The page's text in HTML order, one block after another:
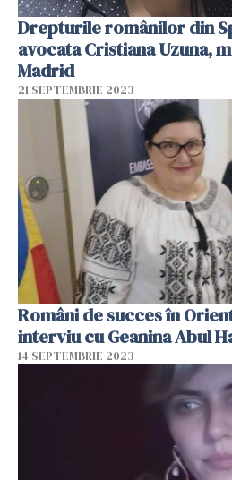
Drepturile românilor din
avocata Cristiana Uzuna,
Madrid
21 SEPTEMBRIE 2023
Români de succes în
interviu cu Geanina Abul
14 SEPTEMBRIE 2023